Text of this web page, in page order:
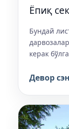
Ёпиқ
Бундай
керак
Девор